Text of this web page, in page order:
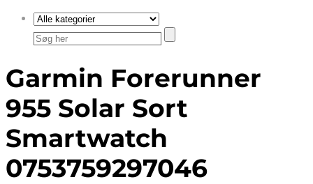
Garmin Forerunner
955 Solar Sort
Smartwatch
0753759297046